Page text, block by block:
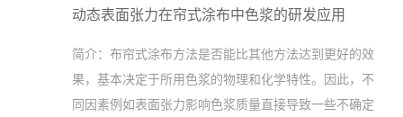
动态表面张力在帘式涂布中色浆的研发应用
简介： 布帘式涂布方法是否能比其他方法达到更好的效
果，基本决定于所用色浆的物理和化学特性。因此，不
同因素例如表面张力影响色浆质量直接导致一些不确定